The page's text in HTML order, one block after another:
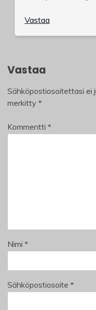
Vastaa
Vastaa
Sähköpostiosoitettasi ei
merkitty *
Kommentti *
Nimi *
Sähköpostiosoite *